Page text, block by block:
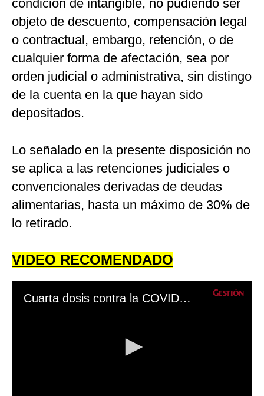
condición de intangible, no pudiendo ser
objeto de descuento, compensación legal
o contractual, embargo, retención, o de
cualquier forma de afectación, sea por
orden judicial o administrativa, sin distingo
de la cuenta en la que hayan sido
depositados.
Lo señalado en la presente disposición no
se aplica a las retenciones judiciales o
convencionales derivadas de deudas
alimentarias, hasta un máximo de 30% de
lo retirado.
VIDEO RECOMENDADO
Cuarta dosis contra la COVID-19: ¿Cuáles son los requisitos y a quiénes les corresponde?